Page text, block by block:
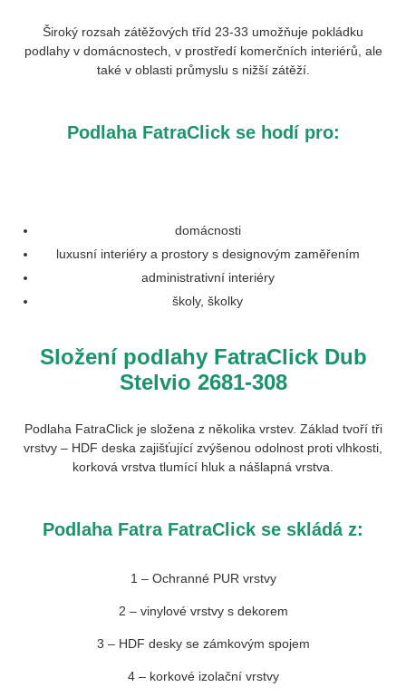
Široký rozsah zátěžových tříd 23-33 umožňuje pokládku
podlahy v domácnostech, v prostředí komerčních interiérů, ale
také v oblasti průmyslu s nižší zátěží.
Podlaha FatraClick se hodí pro:
domácnosti
luxusní interiéry a prostory s designovým zaměřením
administrativní interiéry
školy, školky
Složení podlahy FatraClick Dub
Stelvio 2681-308
Podlaha FatraClick je složena z několika vrstev. Základ tvoří tři
vrstvy – HDF deska zajišťující zvýšenou odolnost proti vlhkosti,
korková vrstva tlumící hluk a nášlapná vrstva.
Podlaha Fatra FatraClick se skládá z:
1 – Ochranné PUR vrstvy
2 – vinylové vrstvy s dekorem
3 – HDF desky se zámkovým spojem
4 – korkové izolační vrstvy